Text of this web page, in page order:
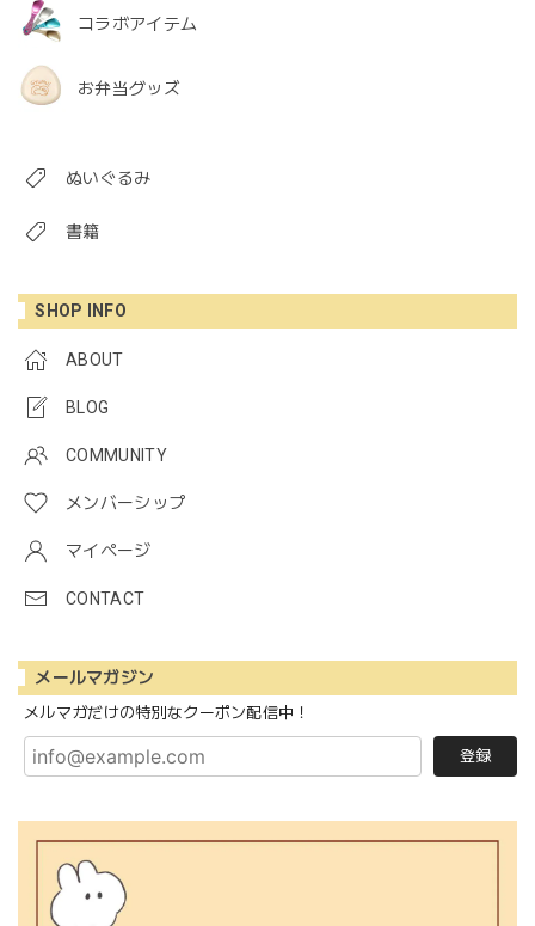
コラボアイテム
お弁当グッズ
ぬいぐるみ
書籍
SHOP INFO
ABOUT
BLOG
COMMUNITY
メンバーシップ
マイページ
CONTACT
メールマガジン
メルマガだけの特別なクーポン配信中！
登録